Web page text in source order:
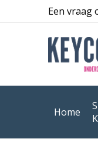
Een vraag
Home